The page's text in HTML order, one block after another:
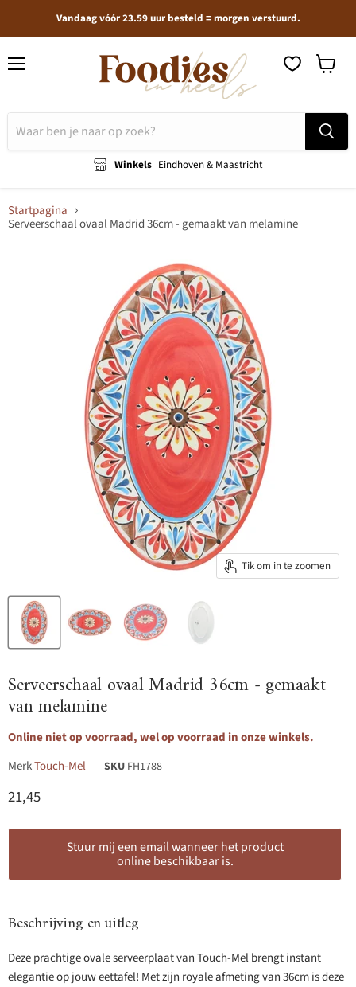
Vandaag vóór 23.59 uur besteld = morgen verstuurd.
Winkels Eindhoven & Maastricht
Startpagina
Serveerschaal ovaal Madrid 36cm - gemaakt van melamine
Tik om in te zoomen
Serveerschaal ovaal Madrid 36cm - gemaakt
van melamine
Online niet op voorraad, wel op voorraad in onze winkels.
MerkTouch-Mel SKU FH1788
Huidige prijs
21,45
Stuur mij een email wanneer het product
online beschikbaar is.
Beschrijving en uitleg
Deze prachtige ovale serveerplaat van Touch-Mel brengt instant
elegantie op jouw eettafel! Met zijn royale afmeting van 36cm is deze